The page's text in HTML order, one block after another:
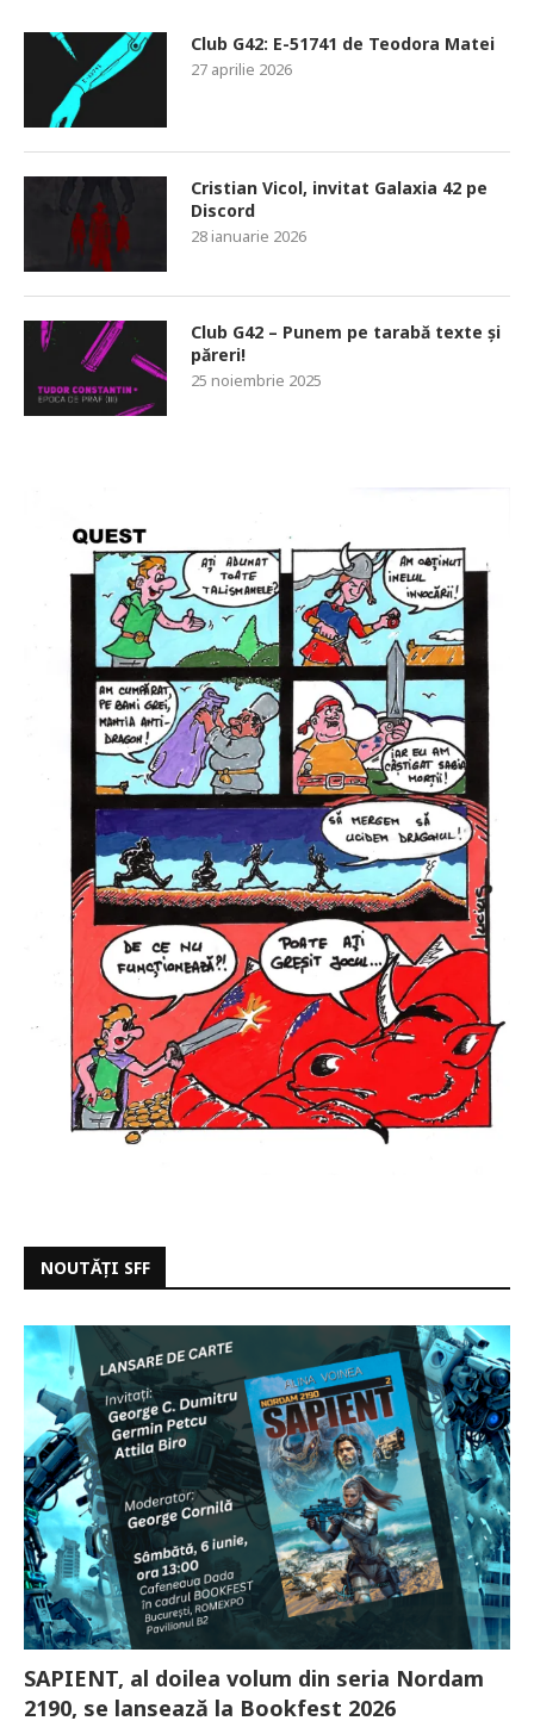
Club G42: E-51741 de Teodora Matei
27 aprilie 2026
Cristian Vicol, invitat Galaxia 42 pe
Discord
28 ianuarie 2026
Club G42 – Punem pe tarabă texte și
păreri!
25 noiembrie 2025
NOUTĂȚI SFF
SAPIENT, al doilea volum din seria Nordam
2190, se lansează la Bookfest 2026